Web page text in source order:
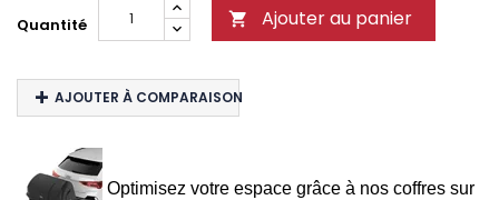
Quantité  Ajouter au panier
AJOUTER À COMPARAISON
Optimisez votre espace grâce à nos coffres sur